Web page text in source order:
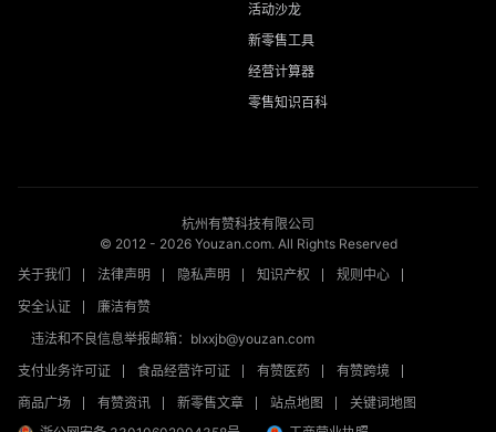
活动沙龙
新零售工具
经营计算器
零售知识百科
杭州有赞科技有限公司
© 2012 - 2026Youzan.com. All Rights Reserved
关于我们
法律声明 隐私声明 知识产权
规则中心
安全认证
廉洁有赞
违法和不良信息举报邮箱：blxxjb@youzan.com
支付业务许可证
食品经营许可证 有赞医药
有赞跨境
商品广场
有赞资讯 新零售文章 站点地图
关键词地图